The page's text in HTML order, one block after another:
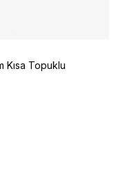
Kısa Topuklu